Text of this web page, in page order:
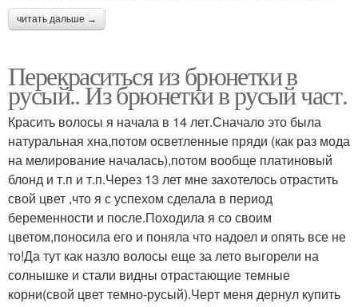
читать дальше →
Перекраситься из брюнетки в
русый.. Из брюнетки в русый част.
Красить волосы я начала в 14 лет.Сначало это была
натуральная хна,потом осветленные пряди (как раз мода
на мелирование началась),потом вообще платиновый
блонд и т.п и т.п.Через 13 лет мне захотелось отрастить
свой цвет ,что я с успехом сделала в период
беременности и после.Походила я со своим
цветом,поносила его и поняла что надоел и опять все не
то!Да тут как назло волосы еще за лето выгорели на
солнышке и стали видны отрастающие темные
корни(свой цвет темно-русый).Черт меня дернул купить